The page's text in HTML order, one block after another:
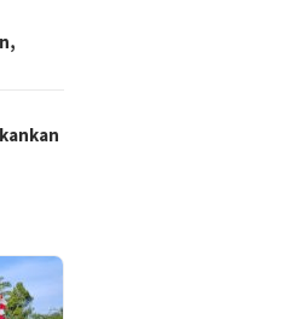
Bogor, PHRI Bulat